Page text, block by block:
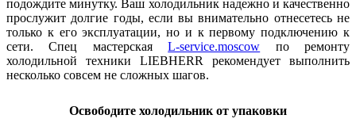
подождите минутку. Ваш холодильник надежно и качественно
прослужит долгие годы, если вы внимательно отнесетесь не
только к его эксплуатации, но и к первому подключению к
сети. Спец мастерскаяL-service.moscow по ремонту
холодильной техники LIEBHERR рекомендует выполнить
несколько совсем не сложных шагов.
Освободите холодильник от упаковки